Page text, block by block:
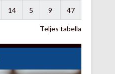
14 5 9 47
Teljes tabella